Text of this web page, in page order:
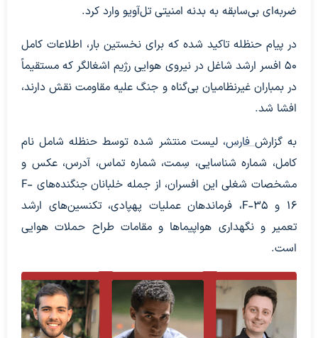
ضربه‌ای بی‌سابقه به بدنه‌ امنیتی تل‌آویو وارد کرد.‌
در پیام حنظله تاکید شده که برای نخستین بار، اطلاعات کامل
۵۰ افسر ارشد شاغل در نیروی هوایی رژیم اشغالگر که مستقیماً
در بمباران غیرنظامیان بی‌گناه و جنگ علیه مقاومت نقش دارند،
افشا شد.
به گزارشفارس، لیست منتشر شده توسط حنظله شامل نام
کامل، شماره شناسایی، سِمت، شماره تماس، آدرس، عکس و
مشخصات شغلی این افسران، از جمله خلبانان جنگنده‌های F-
16 و F-35، فرماندهان عملیات پهپادی، تکنسین‌های ارشد
تعمیر و نگهداری هواپیماها و مقامات طراح حملات هوایی
است.